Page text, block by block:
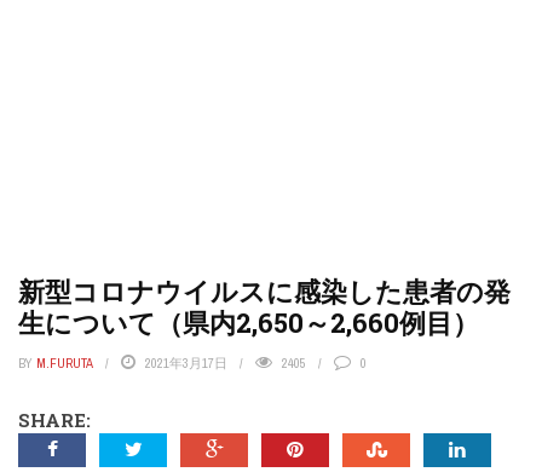
新型コロナウイルスに感染した患者の発
生について（県内2,650～2,660例目）
BY M.FURUTA 2021年3月17日 2405 0
SHARE: